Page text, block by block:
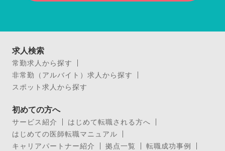
求人検索
常勤求人から探す
非常勤（アルバイト）求人から探す
スポット求人から探す
初めての方へ
サービス紹介
はじめて転職される方へ
はじめての医師転職マニュアル
キャリアパートナー紹介
拠点一覧
転職成功事例